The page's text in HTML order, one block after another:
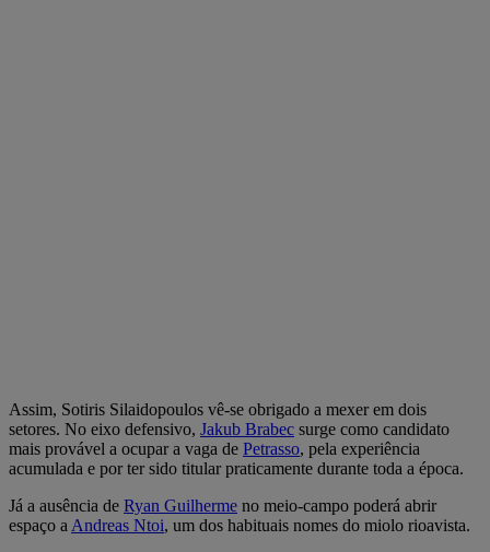
Assim, Sotiris Silaidopoulos vê-se obrigado a mexer em dois
setores. No eixo defensivo, Jakub Brabec surge como candidato
mais provável a ocupar a vaga de Petrasso, pela experiência
acumulada e por ter sido titular praticamente durante toda a época.
Já a ausência de Ryan Guilherme no meio-campo poderá abrir
espaço a Andreas Ntoi, um dos habituais nomes do miolo rioavista.